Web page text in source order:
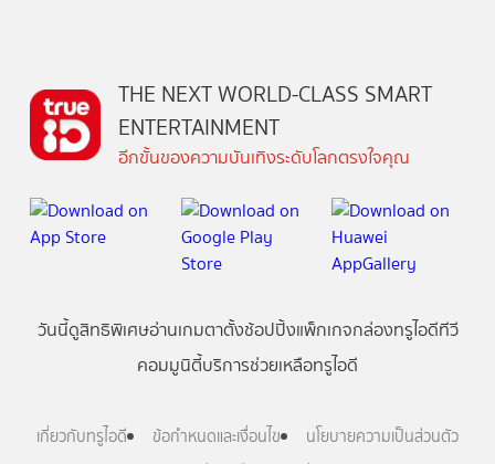
THE NEXT WORLD-CLASS SMART
ENTERTAINMENT
อีกขั้นของความบันเทิงระดับโลกตรงใจคุณ
วันนี้ดูสิทธิพิเศษอ่านเกมตาตั้งช้อปปิ้งแพ็กเกจกล่องทรูไอดีทีวี
คอมมูนิตี้บริการช่วยเหลือทรูไอดี
เกี่ยวกับทรูไอดี ข้อกำหนดและเงื่อนไข
นโยบายความเป็นส่วนตัว